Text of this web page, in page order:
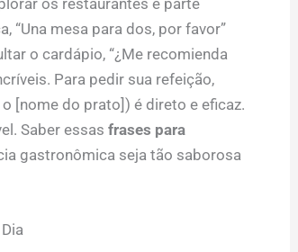
os restaurantes é parte
“Una mesa para dos, por favor”
o cardápio, “¿Me recomienda
Para pedir sua refeição,
[nome do prato]) é direto e eficaz.
Saber essas frases para
gastronômica seja tão saborosa